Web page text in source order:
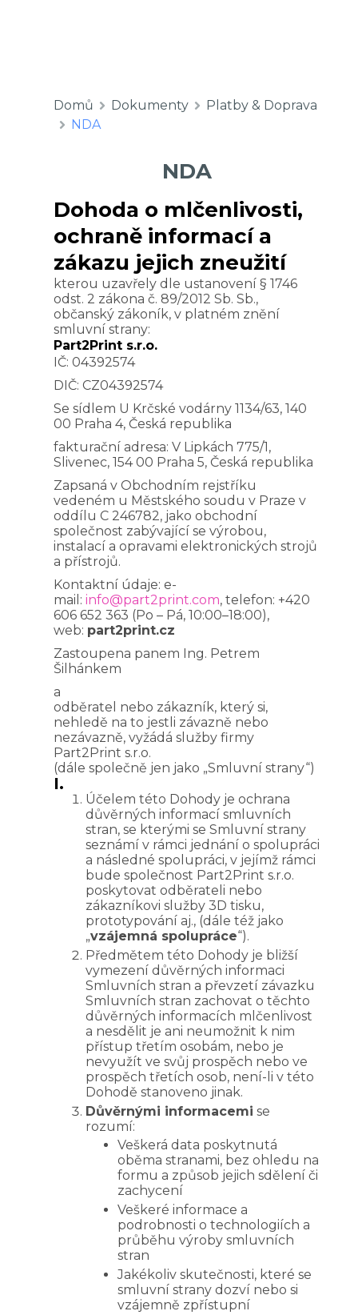
Domů Dokumenty
Platby & Doprava
NDA
NDA
Dohoda o mlčenlivosti,
ochraně informací a
zákazu jejich zneužití
kterou uzavřely dle ustanovení § 1746
odst. 2 zákona č. 89/2012 Sb. Sb.,
občanský zákoník, v platném znění
smluvní strany:
Part2Print s.r.o.
IČ: 04392574
DIČ: CZ04392574
Se sídlem U Krčské vodárny 1134/63, 140
00 Praha 4, Česká republika
fakturační adresa: V Lipkách 775/1,
Slivenec, 154 00 Praha 5, Česká republika
Zapsaná v Obchodním rejstříku
vedeném u Městského soudu v Praze v
oddílu C 246782, jako obchodní
společnost zabývající se výrobou,
instalací a opravami elektronických strojů
a přístrojů.
Kontaktní údaje: e-
mail: info@part2print.com, telefon: +420
606 652 363 (Po – Pá, 10:00–18:00),
web: part2print.cz
Zastoupena panem Ing. Petrem
Šilhánkem
a
odběratel nebo zákazník, který si,
nehledě na to jestli závazně nebo
nezávazně, vyžádá služby firmy
Part2Print s.r.o.
(dále společně jen jako „Smluvní strany“)
I.
Účelem této Dohody je ochrana
důvěrných informací smluvních
stran, se kterými se Smluvní strany
seznámí v rámci jednání o spolupráci
a následné spolupráci, v jejímž rámci
bude společnost Part2Print s.r.o.
poskytovat odběrateli nebo
zákazníkovi služby 3D tisku,
prototypování aj., (dále též jako
„vzájemná spolupráce“).
Předmětem této Dohody je bližší
vymezení důvěrných informaci
Smluvních stran a převzetí závazku
Smluvních stran zachovat o těchto
důvěrných informacích mlčenlivost
a nesdělit je ani neumožnit k nim
přístup třetím osobám, nebo je
nevyužít ve svůj prospěch nebo ve
prospěch třetích osob, není-li v této
Dohodě stanoveno jinak.
Důvěrnými informacemi se
rozumí:
Veškerá data poskytnutá
oběma stranami, bez ohledu na
formu a způsob jejich sdělení či
zachycení
Veškeré informace a
podrobnosti o technologiích a
průběhu výroby smluvních
stran
Jakékoliv skutečnosti, které se
smluvní strany dozví nebo si
vzájemně zpřístupní